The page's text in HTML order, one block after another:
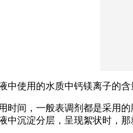
中使用的水质中钙镁离子的
时间，一般表调剂都是采用
中沉淀分层，呈现絮状时，那